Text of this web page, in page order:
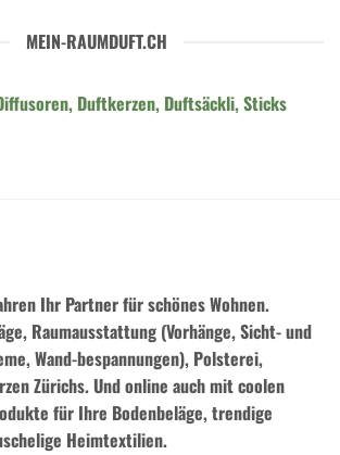
MEIN-RAUMDUFT.CH
Duftkerzen, Duftsäckli, Sticks
Ihr Partner für schönes Wohnen.
Raumausstattung (Vorhänge, Sicht- und
Wand-bespannungen), Polsterei,
Zürichs. Und online auch mit coolen
für Ihre Bodenbeläge, trendige
Heimtextilien.